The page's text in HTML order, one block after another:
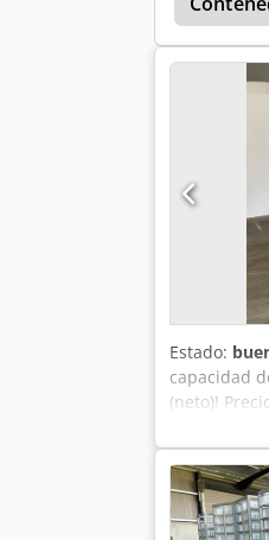
Estado:
capacidad
(neto)!
Ajrf Cada
bastidor
apilada
Estado: